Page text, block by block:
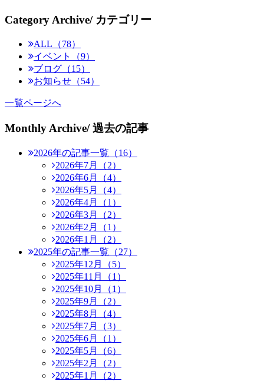
Category Archive/ カテゴリー
ALL（78）
イベント（9）
ブログ（15）
お知らせ（54）
一覧ページへ
Monthly Archive/ 過去の記事
2026年の記事一覧（16）
2026年7月（2）
2026年6月（4）
2026年5月（4）
2026年4月（1）
2026年3月（2）
2026年2月（1）
2026年1月（2）
2025年の記事一覧（27）
2025年12月（5）
2025年11月（1）
2025年10月（1）
2025年9月（2）
2025年8月（4）
2025年7月（3）
2025年6月（1）
2025年5月（6）
2025年2月（2）
2025年1月（2）